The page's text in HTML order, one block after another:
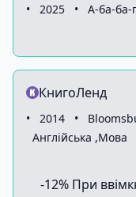
• 2025 • А-ба-ба-
КнигоЛенд
• 2014 •
Англійська ,Мова
-12% При